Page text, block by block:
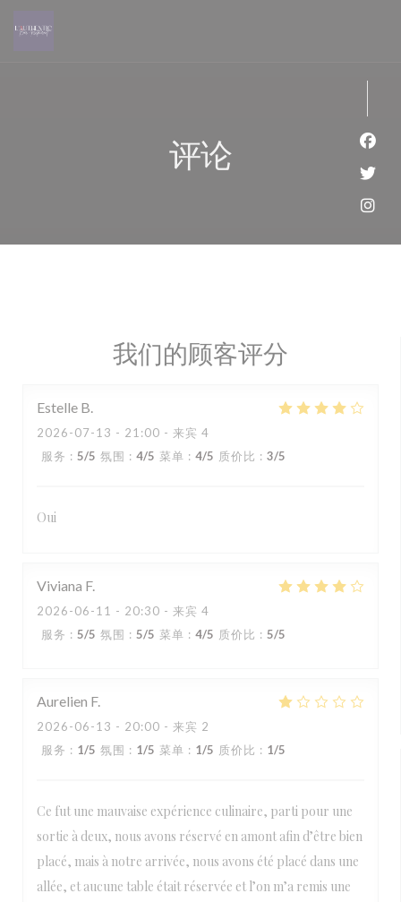
评论
我们的顾客评分
Estelle B
2026-07-13 - 21:00 - 来宾 4
服务 : 5/5 氛围 : 4/5 菜单 : 4/5 质价比 : 3/5
Oui
Viviana F
2026-06-11 - 20:30 - 来宾 4
服务 : 5/5 氛围 : 5/5 菜单 : 4/5 质价比 : 5/5
Aurelien F
2026-06-13 - 20:00 - 来宾 2
服务 : 1/5 氛围 : 1/5 菜单 : 1/5 质价比 : 1/5
Ce fut une mauvaise expérience culinaire, parti pour une
sortie à deux, nous avons réservé en amont afin d’être bien
placé, mais à notre arrivée, nous avons été placé dans une
allée, et aucune table était réservée et l’on m’a remis une